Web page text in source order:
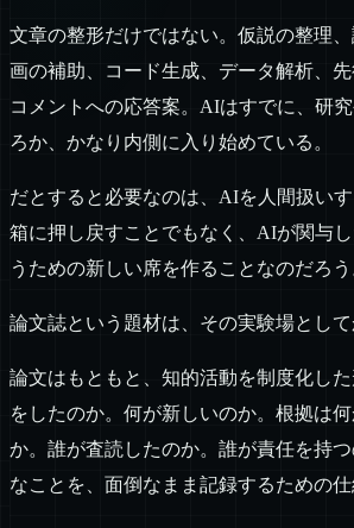
文章の整形だけではない。仮説の整理
画の補助、コード生成、データ解析、
コメントへの応答案。AIはすでに、研
ろか、かなり内側に入り始めている。
だとすると必要なのは、AIを人間扱い
箱に押し戻すことでもなく、AIが関与
うための新しい席を作ることなのだろう
論文誌という題材は、その実験場として
論文はもともと、知的活動を制度化し
をしたのか。何が新しいのか。根拠は
か。誰が査読したのか。誰が責任を持
なことを、面倒なまま記録するための仕